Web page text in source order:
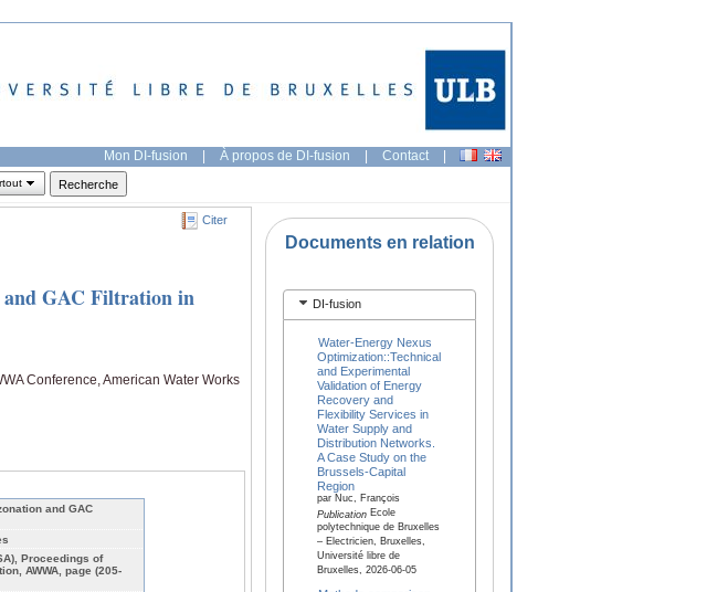
Mon DI-fusion | À propos de DI-fusion | Contact |
Citer
and GAC Filtration in
Conference, American Water Works
and GAC
Proceedings of
AWWA, page (205-
Documents en relation
DI-fusion
Water-Energy Nexus
Optimization::Technical
and Experimental
Validation of Energy
Recovery and
Flexibility Services in
Water Supply and
Distribution Networks.
A Case Study on the
Brussels-Capital
Region
par Nuc, François
PublicationEcole
polytechnique de Bruxelles
– Electricien, Bruxelles,
Université libre de
Bruxelles, 2026-06-05